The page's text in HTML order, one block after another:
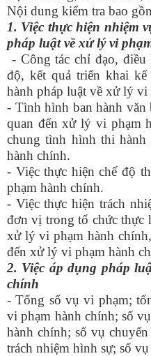
Nội dung kiểm tra bao
1. Việc thực hiện nhiệm
pháp luật về xử lý vi
- Công tác chỉ đạo,
độ, kết quả triển khai
hành pháp luật về xử lý vi
- Tình hình ban hành văn
quan đến xử lý vi phạm
chung tình hình thi
hành chính.
- Việc thực hiện chế độ
phạm hành chính.
- Việc thực hiện trách
đơn vị trong tổ chức thực
xử lý vi phạm hành
đến xử lý vi phạm hành
2. Việc áp dụng pháp
chính
- Tổng số vụ vi phạm;
vi phạm hành chính; số
hành chính; số vụ
trách nhiệm hình sự; số